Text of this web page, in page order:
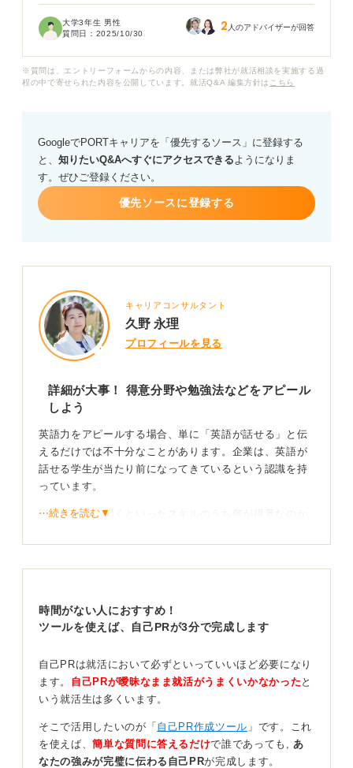
いです。
ん。効果的な自己PRにするために、どのようなエピソー
大学3年生 男性
質問日： 2025/10/30 2 人のアドバイザーが回答
※質問は、エントリーフォームからの内容、または弊社が就活相談を実施する過
程の中で寄せられた内容を公開しています。就活Q&A 編集方針は こちら
GoogleでPORTキャリアを「優先するソース」に登録する
と、 知りたいQ&Aへすぐにアクセスできるようになりま
す。ぜひご登録ください。
優先ソースに登録する
キャリアコンサルタント
久野 永理
プロフィールを見る
詳細が大事！ 得意分野や勉強法などをアピール
しよう
英語力をアピールする場合、単に「英語が話せる」と伝
えるだけでは不十分なことがあります。企業は、英語が
話せる学生が当たり前になってきているという認識を持
っています。
話す、書く、聞くといったスキルのうち何が得意なのか
してきたのかを具体的に述べましょう。そうすること
必要な英語力は要確認！ 入社後の活かし方も示そう
また、応募する企業や職種でどのくらいの英語力が求め
られているかを事前にリサーチすることも重要です。
TOEICのスコアなども踏まえながら、その企業で自身の
う。
職種によっては、求められるスコアに達していない場合
⋯続きを読む▼
時間がない人におすすめ！
ツールを使えば、自己PRが3分で完成します
自己PRは就活において必ずといっていいほど必要になり
ます。 自己PRが曖昧なまま就活がうまくいかなかった と
いう就活生は多くいます。
そこで活用したいのが「 自己PR作成ツール 」です。これ
を使えば、簡単な質問に答えるだけで誰であっても, あ
なたの強みが完璧に伝わる自己PRが完成します。